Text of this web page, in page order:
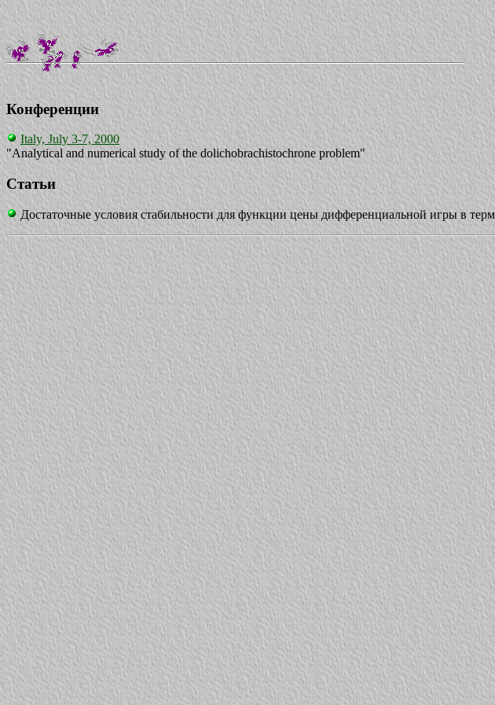
Конференции
Italy, July 3-7, 2000
"Analytical and numerical study of the dolichobrachistochrone problem"
Статьи
Достаточные условия стабильности для функции цены дифференциальной игры в